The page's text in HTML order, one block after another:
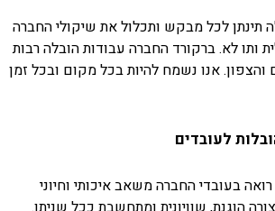
תינתן לכל מבקש ותכלול את שיקולי החברה
ותו לא. ברקורד החברה עבודות הובלה רבות
והצפון. אנו נשמח להיות בכל מקום ובכל זמן
לעובדים
בעובדי החברה משאב איכותי וחיוני